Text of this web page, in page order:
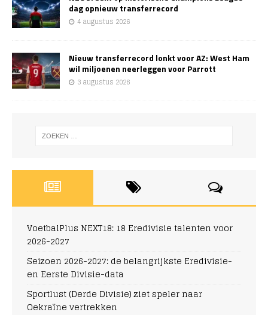
dag opnieuw transferrecord
4 augustus 2026
Nieuw transferrecord lonkt voor AZ: West Ham
wil miljoenen neerleggen voor Parrott
3 augustus 2026
VoetbalPlus NEXT18: 18 Eredivisie talenten voor
2026-2027
Seizoen 2026-2027: de belangrijkste Eredivisie-
en Eerste Divisie-data
Sportlust (Derde Divisie) ziet speler naar
Oekraïne vertrekken